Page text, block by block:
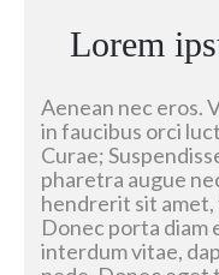
Lorem
Aenean nec eros.
in faucibus orci
Curae;
pharetra augue
hendrerit sit amet,
Donec porta diam
interdum vitae,